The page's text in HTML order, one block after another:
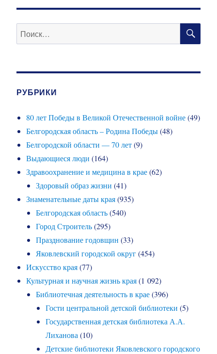
Искать:
РУБРИКИ
80 лет Победы в Великой Отечественной войне(49)
Белгородская область – Родина Победы(48)
Белгородской области — 70 лет(9)
Выдающиеся люди (164)
Здравоохранение и медицина в крае(62)
Здоровый образ жизни (41)
Знаменательные даты края(935)
Белгородская область(540)
Город Строитель(295)
Празднование годовщин (33)
Яковлевский городской округ(454)
Искусство края(77)
Культурная и научная жизнь края(1 092)
Библиотечная деятельность в крае(396)
Гости центральной детской библиотеки (5)
Государственная детская библиотека А.А.
Лиханова (10)
Детские библиотеки Яковлевского городского